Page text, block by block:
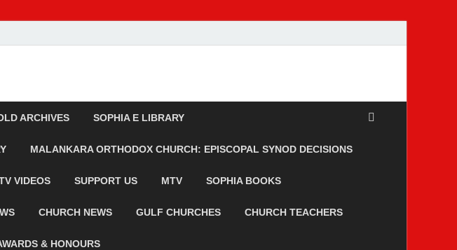
ARCHIVES SOPHIA E LIBRARY
MALANKARA ORTHODOX CHURCH: EPISCOPAL SYNOD DECISIONS
VIDEOS SUPPORT US MTV SOPHIA BOOKS
CHURCH NEWS GULF CHURCHES CHURCH TEACHERS
& HONOURS